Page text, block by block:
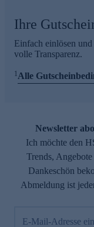
Ihre
Einfach einlösen
volle Transparenz.
1Alle
Newsletter
Ich möchte den
Trends,
Dankeschön
Abmeldung ist
E-Mail-Adresse